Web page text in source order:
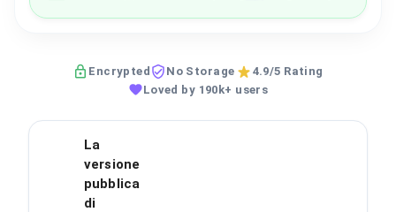
Encrypted No Storage
4.9/5 Rating
Loved by 190k+ users
La
versione
pubblica
di